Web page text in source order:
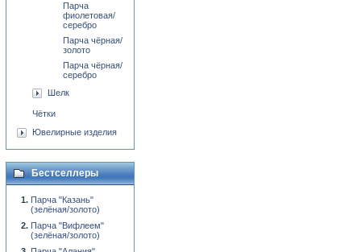
Парча
фиолетовая/
серебро
Парча чёрная/
золото
Парча чёрная/
серебро
Шелк
Чётки
Ювелирные изделия
Бестселлеры
Парча "Казань"
(зелёная/золото)
Парча "Вифлеем"
(зелёная/золото)